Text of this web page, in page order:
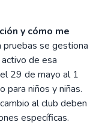
y cómo me
se gestiona
de esa
29 de mayo al 1
para niños y niñas.
al club deben
específicas.